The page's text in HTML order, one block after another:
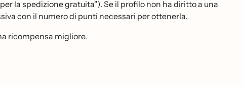
la spedizione gratuita"). Se il profilo non ha diritto a una
con il numero di punti necessari per ottenerla.
ricompensa migliore.